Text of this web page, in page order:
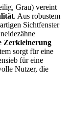
Grau) vereint
. Aus robustem
Sichtfenster
Zerkleinerung
sorgt für eine
für eine
Nutzer, die